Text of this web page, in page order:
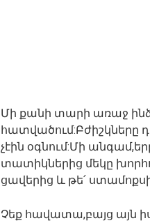
Մի քանի տարի առաջ
հատվածում:Բժիշկները
չէին օգնում:Մի
տատիկներից մեկը
ցավերից և թե՛
Չեք հավատա,բայց այն